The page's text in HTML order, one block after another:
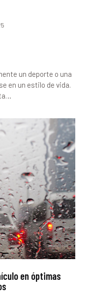
un deporte o una
en un estilo de vida.
en óptimas